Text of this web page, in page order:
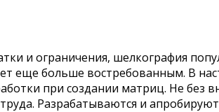
и ограничения, шелкография
еще больше востребованным. В
при создании матриц. Не
Разрабатываются и